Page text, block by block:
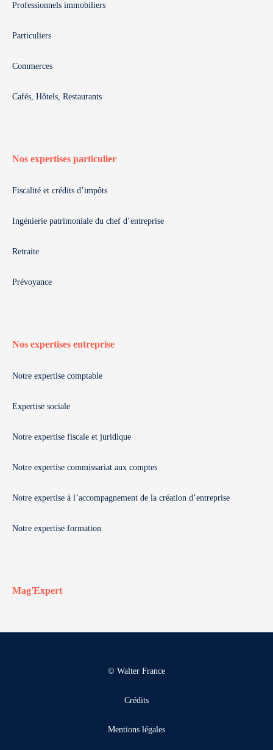
Professionnels immobiliers
Particuliers
Commerces
Cafés, Hôtels, Restaurants
Nos expertises particulier
Fiscalité et crédits d’impôts
Ingénierie patrimoniale du chef d’entreprise
Retraite
Prévoyance
Nos expertises entreprise
Notre expertise comptable
Expertise sociale
Notre expertise fiscale et juridique
Notre expertise commissariat aux comptes
Notre expertise à l’accompagnement de la création d’entreprise
Notre expertise formation
Mag'Expert
© Walter France
Crédits
Mentions légales